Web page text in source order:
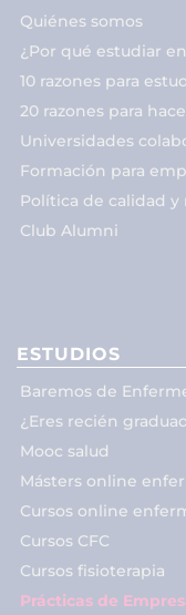
Quiénes somos
¿Por qué estudiar
10 razones para
20 razones para
Universidades
Formación para
Política de calidad
Club Alumni
ESTUDIOS
Baremos de
¿Eres recién
Mooc salud
Másters online
Cursos online
Cursos CFC
Cursos fisioterapia
Prácticas de